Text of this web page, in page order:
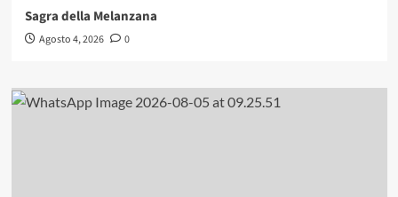
Sagra della Melanzana
Agosto 4, 2026 0